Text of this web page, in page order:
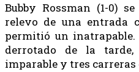
Bubby Rossman (1-0)
relevo de una entrada
permitió un
derrotado de la
imparable y tres carreras